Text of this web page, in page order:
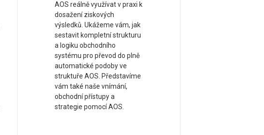
AOS reálně využívat v praxi k
dosažení ziskových
výsledků. Ukážeme vám, jak
sestavit kompletní strukturu
a logiku obchodního
systému pro převod do plně
automatické podoby ve
struktuře AOS. Představíme
vám také naše vnímání,
obchodní přístupy a
strategie pomocí AOS.